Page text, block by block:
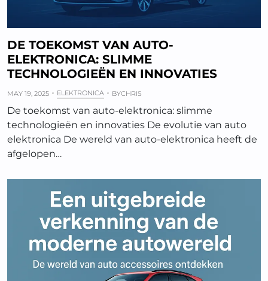
DE TOEKOMST VAN AUTO-
ELEKTRONICA: SLIMME
TECHNOLOGIEËN EN INNOVATIES
MAY 19, 2025 ELEKTRONICA BYCHRIS
De toekomst van auto-elektronica: slimme
technologieën en innovaties De evolutie van auto
elektronica De wereld van auto-elektronica heeft de
afgelopen…